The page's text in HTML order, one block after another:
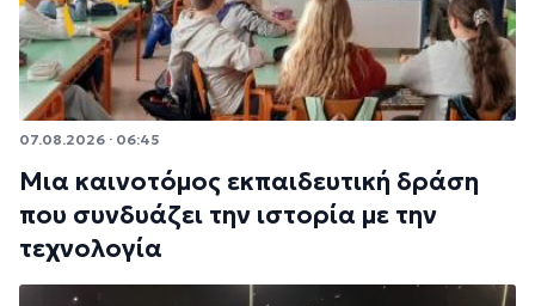
07.08.2026 · 06:45
Μια καινοτόμος εκπαιδευτική δράση
που συνδυάζει την ιστορία με την
τεχνολογία